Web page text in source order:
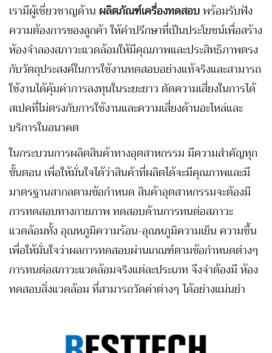
เรามีผู้เชี่ยวชาญด้านผลิตภัณฑ์เครื่องทดสอบพร้อมรับฟัง
ความต้องการของลูกค้า ให้คำปรึกษาที่เป็นประโยชน์เพื่อสร้าง
ห้องจำลองสภาวะแวดล้อมให้มีคุณภาพและประสิทธิภาพตรง
กับวัตถุประสงค์ในการใช้งานทดสอบอย่างแท้จริงและสามารถ
ใช้งานได้คุ้มค่าการลงทุนในระยะยาว ตัดความเสี่ยงในการได้
สเปคที่ไม่ตรงกับการใช้งานและความเสี่ยงด้านอะไหล่และ
บริการในอนาคต
ในกระบวนการผลิตสินค้าทางอุตสาหกรรม มีความสำคัญทุก
ขั้นตอน เพื่อให้มั่นใจได้ว่าสินค้าที่ผลิตได้จะมีคุณภาพและมี
มาตรฐานสากลตามข้อกำหนด สินค้าอุตสาหกรรมจะต้องมี
การทดสอบทางกายภาพ ทดสอบด้านการทนต่อสภาวะ
แวดล้อมทั้ง อุณหภูมิความร้อน-อุณหภูมิความเย็น ความชื้น
เพื่อให้มั่นใจว่าผลการทดสอบผ่านเกณฑ์ตามข้อกำหนดต่างๆ
การทนต่อสภาวะแวดล้อมจริงแต่ละประเภท จึงจำต้องมี ห้อง
ทดสอบสิ่งแวดล้อม ที่สามารถวัดค่าต่างๆ ได้อย่างแม่นยำ